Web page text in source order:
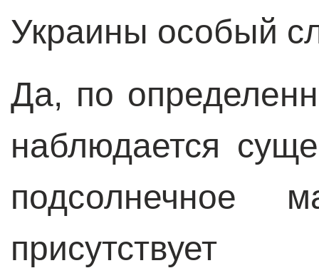
Украины особый
Да, по
наблюдается
подсолнечное